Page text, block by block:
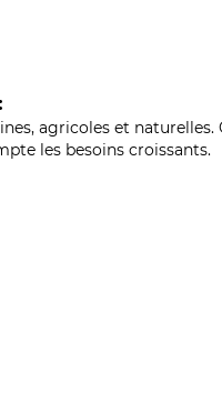
agricoles et naturelles.
les besoins croissants.